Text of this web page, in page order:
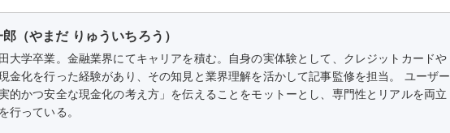
（やまだ りゅういちろう）
大学卒業。金融業界にてキャリアを積む。自身の実体験として、クレジットカードや
金化を行った経験があり、その知見と業界理解を活かして記事監修を担当。 ユーザー
的かつ安全な現金化の考え方」を伝えることをモットーとし、専門性とリアルを両立
行っている。